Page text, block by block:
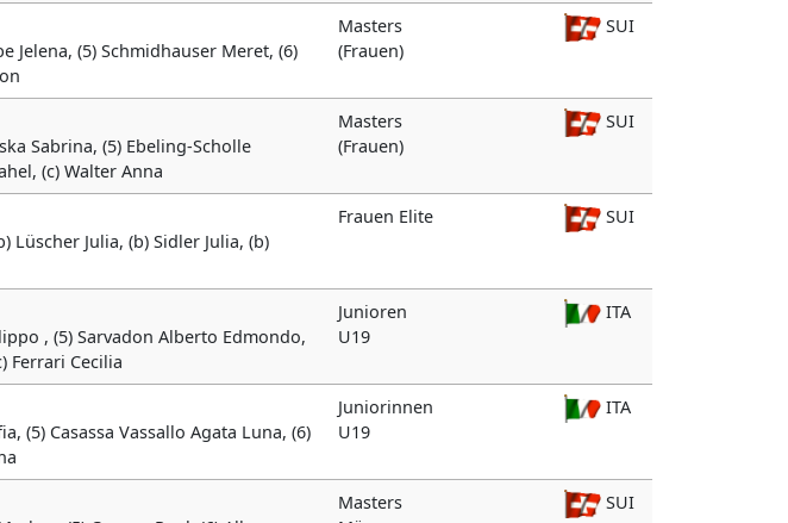
Jelena, (5) Schmidhauser Meret, (6)
Masters
(Frauen)
SUI
Sabrina, (5) Ebeling-Scholle
(c) Walter Anna
Masters
(Frauen)
SUI
Lüscher Julia, (b) Sidler Julia, (b)
Frauen Elite SUI
, (5) Sarvadon Alberto Edmondo,
Ferrari Cecilia
Junioren
U19
ITA
(5) Casassa Vassallo Agata Luna, (6)
Juniorinnen
U19
ITA
Masters
SUI